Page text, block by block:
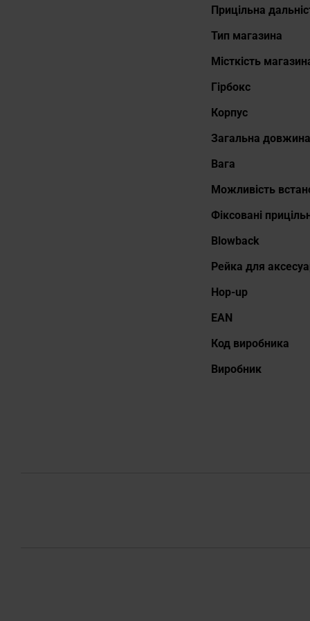
Прицільна
Тип магазина
Місткість
Гірбокс
Корпус
Загальна довжина
Вага
Можливість
Фіксовані
Blowback
Рейка для
Hop-up
EAN
Код виробника
Виробник